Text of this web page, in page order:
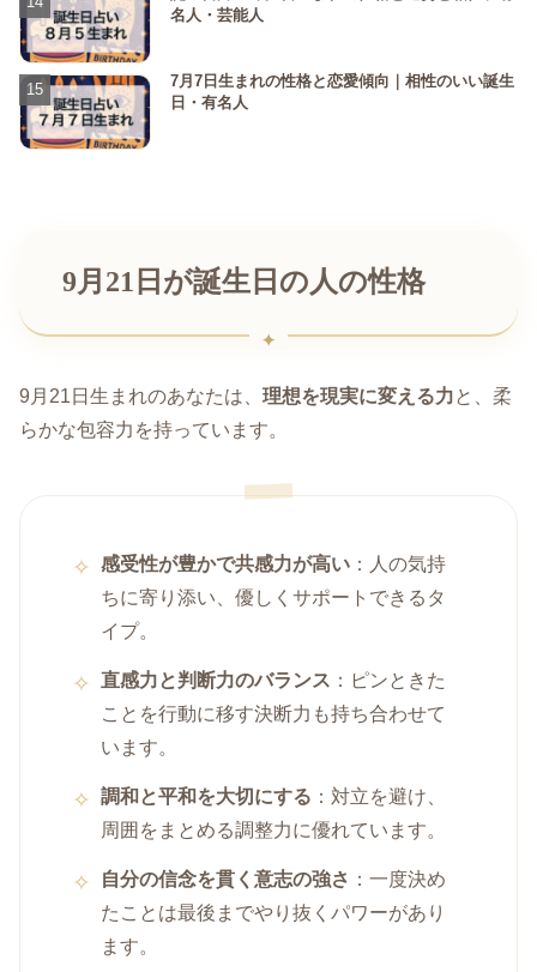
名人・芸能人
7月7日生まれの性格と恋愛傾向｜相性のいい誕生
日・有名人
9月21日が誕生日の人の性格
9月21日生まれのあなたは、 理想を現実に変える力と、柔
らかな包容力を持っています。
感受性が豊かで共感力が高い ：人の気持
ちに寄り添い、優しくサポートできるタ
イプ。
直感力と判断力のバランス ：ピンときた
ことを行動に移す決断力も持ち合わせて
います。
調和と平和を大切にする ：対立を避け、
周囲をまとめる調整力に優れています。
自分の信念を貫く意志の強さ ：一度決め
たことは最後までやり抜くパワーがあり
ます。